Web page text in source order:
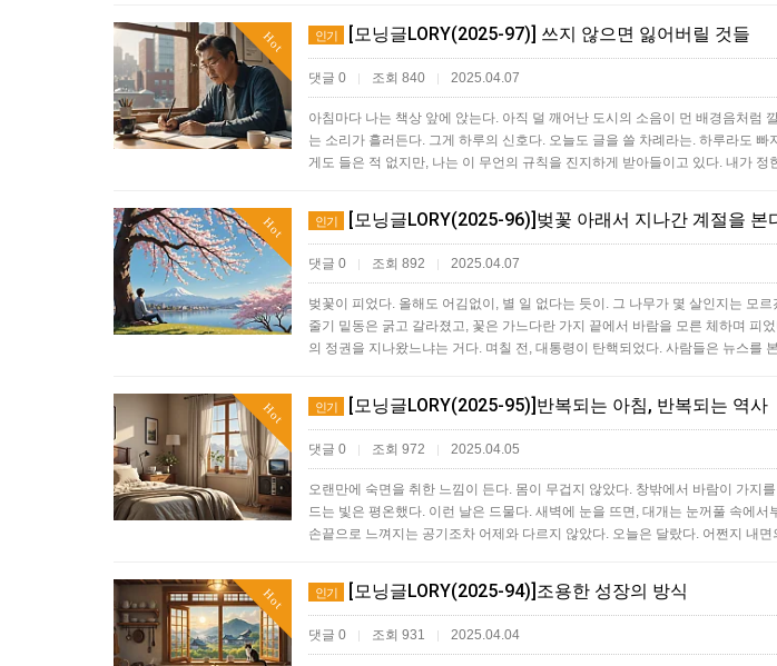
Hot 인기 [모닝글LORY(2025-97)] 쓰지 않으면 잃어버릴 것들
댓글 0 | 조회 840 | 2025.04.07
아침마다 나는 책상 앞에 앉는다. 아직 덜 깨어난 도시의 소음이 먼 배경음처럼
는 소리가 흘러든다. 그게 하루의 신호다. 오늘도 글을 쓸 차례라는. 하루라도 빠
게도 들은 적 없지만, 나는 이 무언의 규칙을 진지하게 받아들이고 있다. 내가
Hot 인기 [모닝글LORY(2025-96)]벚꽃 아래서 지나간 계절을 본
댓글 0 | 조회 892 | 2025.04.07
벚꽃이 피었다. 올해도 어김없이, 별 일 없다는 듯이. 그 나무가 몇 살인지는 모
줄기 밑동은 굵고 갈라졌고, 꽃은 가느다란 가지 끝에서 바람을 모른 체하며 피
의 정권을 지나왔느냐는 거다. 며칠 전, 대통령이 탄핵되었다. 사람들은 뉴스를
Hot 인기 [모닝글LORY(2025-95)]반복되는 아침, 반복되는 역사
댓글 0 | 조회 972 | 2025.04.05
오랜만에 숙면을 취한 느낌이 든다. 몸이 무겁지 않았다. 창밖에서 바람이 가지
드는 빛은 평온했다. 이런 날은 드물다. 새벽에 눈을 뜨면, 대개는 눈꺼풀 속에
손끝으로 느껴지는 공기조차 어제와 다르지 않았다. 오늘은 달랐다. 어쩐지 내
Hot 인기 [모닝글LORY(2025-94)]조용한 성장의 방식
댓글 0 | 조회 931 | 2025.04.04